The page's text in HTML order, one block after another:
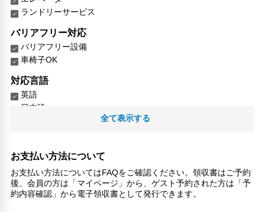
ランドリーサービス
バリアフリー対応
バリアフリー設備
車椅子OK
対応言語
英語
日本語
自動販売機
セーフティボックス（フロント）
24時間セキュリティ
コンタクトレス チェックイン/チェックアウト
全て表示する
お支払い方法について
お支払い方法についてはFAQをご確認ください。領収書はご予約
後、会員の方は「マイページ」から、ゲスト予約された方は「予
約内容確認」から電子領収書として発行できます。